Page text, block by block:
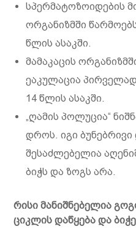
სპერმატოზოიდების
ორგანიზმში
წლის ასაკში.
მამაკაცის
ეაკულაცია
14 წლის ასაკში.
„ღამის პოლუცია“
დროს. იგი
შესაძლებელია
ბიჭს და ზოგს არა.
რისი მანიშნებელია
ციკლის დაწყება და